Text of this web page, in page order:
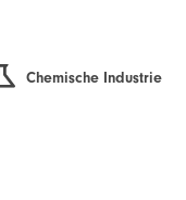
Chemische Industrie